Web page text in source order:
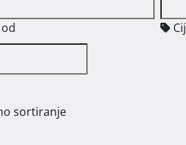
sortiranje